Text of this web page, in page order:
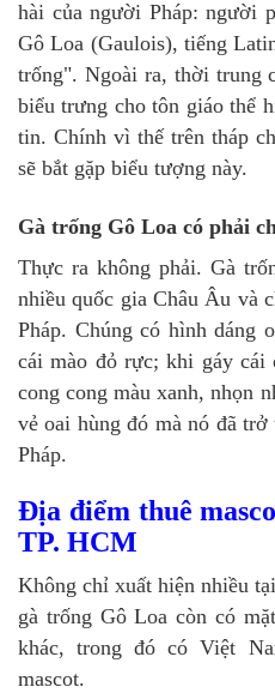
hài của người Pháp: người
Gô Loa (Gaulois), tiếng
trống". Ngoài ra, thời trung
biểu trưng cho tôn giáo thể
tin. Chính vì thế trên tháp
sẽ bắt gặp biểu tượng này.
Gà trống Gô Loa có phải
Thực ra không phải. Gà
nhiều quốc gia Châu Âu và
Pháp. Chúng có hình dáng
cái mào đỏ rực; khi gáy
cong cong màu xanh, nhọn
vẻ oai hùng đó mà nó đã
Pháp.
Địa điểm thuê
TP. HCM
Không chỉ xuất hiện nhiều
gà trống Gô Loa còn có
khác, trong đó có Việt
mascot.